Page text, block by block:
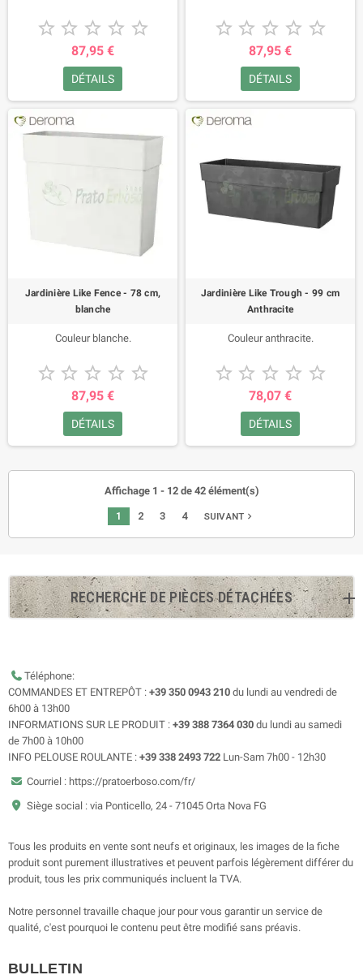
    
87,95 €
DÉTAILS
    
87,95 €
DÉTAILS
Jardinière Like Fence - 78 cm,
blanche
Couleur blanche.
    
87,95 €
DÉTAILS
Jardinière Like Trough - 99 cm
Anthracite
Couleur anthracite.
    
78,07 €
DÉTAILS
Affichage 1 - 12 de 42 élément(s)
1 2 3 4 SUIVANT navigate_next
RECHERCHE DE PIÈCES DÉTACHÉES
Téléphone:
COMMANDES ET ENTREPÔT : +39 350 0943 210 du lundi au vendredi de
6h00 à 13h00
INFORMATIONS SUR LE PRODUIT : +39 388 7364 030 du lundi au samedi
de 7h00 à 10h00
INFO PELOUSE ROULANTE : +39 338 2493 722 Lun-Sam 7h00 - 12h30
Courriel : https://pratoerboso.com/fr/
Siège social : via Ponticello, 24 - 71045 Orta Nova FG
Tous les produits en vente sont neufs et originaux, les images de la fiche
produit sont purement illustratives et peuvent parfois légèrement différer du
produit, tous les prix communiqués incluent la TVA.
Notre personnel travaille chaque jour pour vous garantir un service de
qualité, c'est pourquoi le contenu peut être modifié sans préavis.
BULLETIN